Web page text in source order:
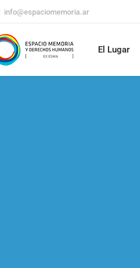
info@espaciomemoria.ar
El Lugar